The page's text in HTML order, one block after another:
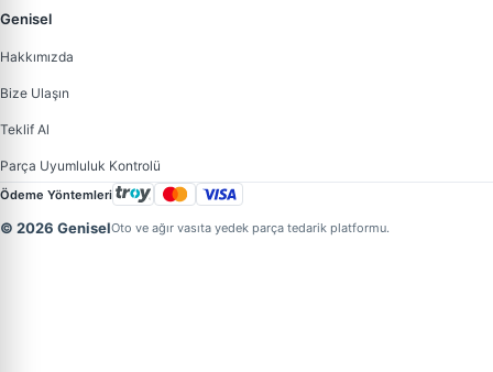
Genisel
Hakkımızda
Bize Ulaşın
Teklif Al
Parça Uyumluluk Kontrolü
Ödeme Yöntemleri
© 2026 GeniselOto ve ağır vasıta yedek parça tedarik platformu.